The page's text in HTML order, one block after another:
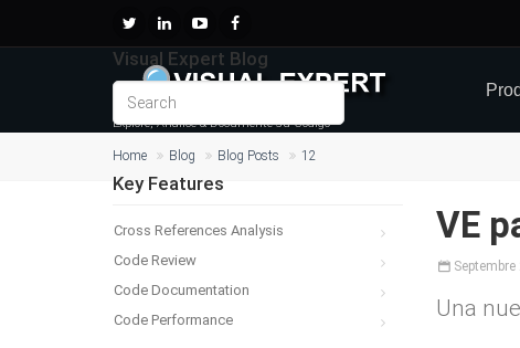
Explore, Analice & Documente su Código
Home Blog Blog Posts 12
VE
Septembre
Una
Visual Expert Blog
Key Features
Cross References Analysis
Code Review
Code Documentation
Code Performance